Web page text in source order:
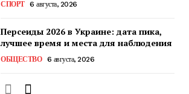
СПОРТ 6 августа, 2026
Персеиды 2026 в Украине: дата пика,
лучшее время и места для наблюдения
ОБЩЕСТВО 6 августа, 2026